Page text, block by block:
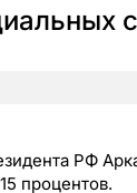
РФ
процентов.